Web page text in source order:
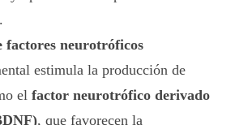
factores neurotróficos
estimula la producción de
el factor neurotrófico derivado
, que favorecen la